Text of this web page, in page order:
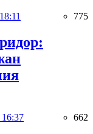
775
16:37 662